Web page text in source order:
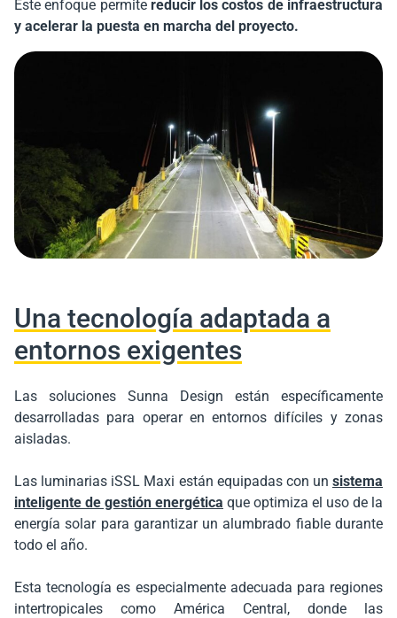
Este enfoque permite reducir los costos de infraestructura
y acelerar la puesta en marcha del proyecto.
Una tecnología adaptada a
entornos exigentes
Las soluciones Sunna Design están específicamente
desarrolladas para operar en entornos difíciles y zonas
aisladas.
Las luminarias iSSL Maxi están equipadas con un sistema
inteligente de gestión energética que optimiza el uso de la
energía solar para garantizar un alumbrado fiable durante
todo el año.
Esta tecnología es especialmente adecuada para regiones
intertropicales como América Central, donde las